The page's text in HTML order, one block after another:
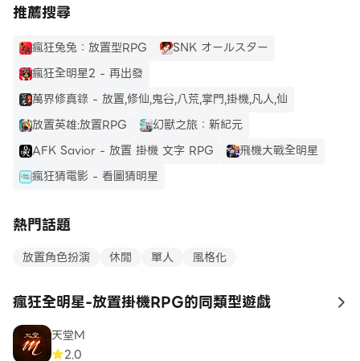
推薦搜尋
瘋狂兔兔：放置型RPG
SNK オールスター
瘋狂全明星2 - 再出發
萬界修真錄 - 放置,修仙,鬼谷,八荒,掌門,掛機,凡人,仙
放置英雄:放置RPG
幻獸之旅：新紀元
AFK Savior - 放置 掛機 文字 RPG
飛機大戰全明星
瘋狂猜電影 - 看圖猜明星
熱門話題
放置角色扮演 休閒 單人 風格化
瘋狂全明星-放置掛機RPG的同類型遊戲 to
天堂M
2.0